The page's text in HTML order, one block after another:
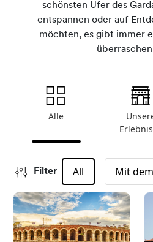
schönsten Ufer des
entspannen oder auf
möchten, es gibt immer
Alle
Filter All Mit